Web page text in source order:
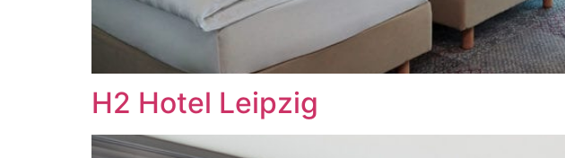
H2 Hotel Leipzig